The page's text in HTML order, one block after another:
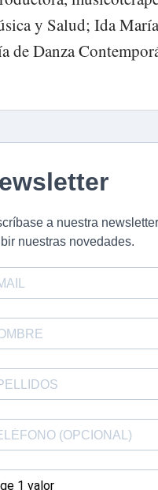
y Salud; Ida
de Danza